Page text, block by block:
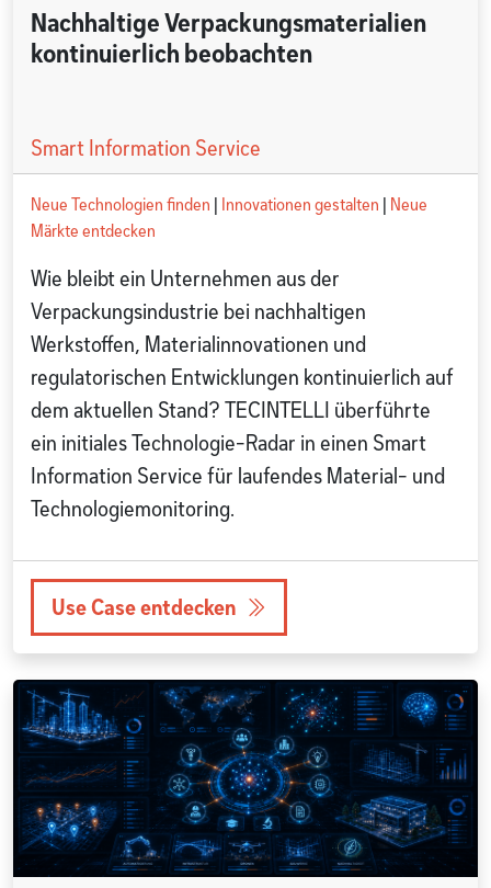
Nachhaltige Verpackungsmaterialien
kontinuierlich beobachten
Smart Information Service
Neue Technologien finden Innovationen gestalten
Neue
Märkte entdecken
Wie bleibt ein Unternehmen aus der
Verpackungsindustrie bei nachhaltigen
Werkstoffen, Materialinnovationen und
regulatorischen Entwicklungen kontinuierlich auf
dem aktuellen Stand? TECINTELLI überführte
ein initiales Technologie-Radar in einen Smart
Information Service für laufendes Material- und
Technologiemonitoring.
Use Case entdecken